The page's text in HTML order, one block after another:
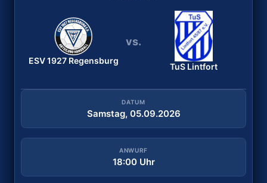
Bergischer HC
ESV 1927 Regensburg
DATUM
Samstag, 29.08.2026
ANWURF
18:30 Uhr
ESV 1927 Regensburg
vs.
TuS Lintfort
DATUM
Samstag, 05.09.2026
ANWURF
18:00 Uhr